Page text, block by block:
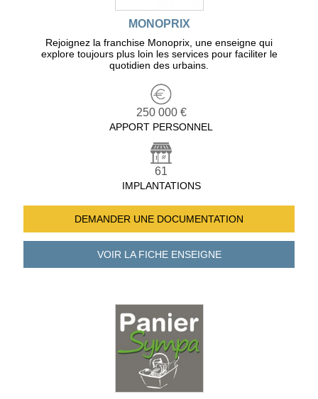
MONOPRIX
Rejoignez la franchise Monoprix, une enseigne qui
explore toujours plus loin les services pour faciliter le
quotidien des urbains.
250 000 €
APPORT PERSONNEL
61
IMPLANTATIONS
DEMANDER UNE DOCUMENTATION
VOIR LA FICHEENSEIGNE